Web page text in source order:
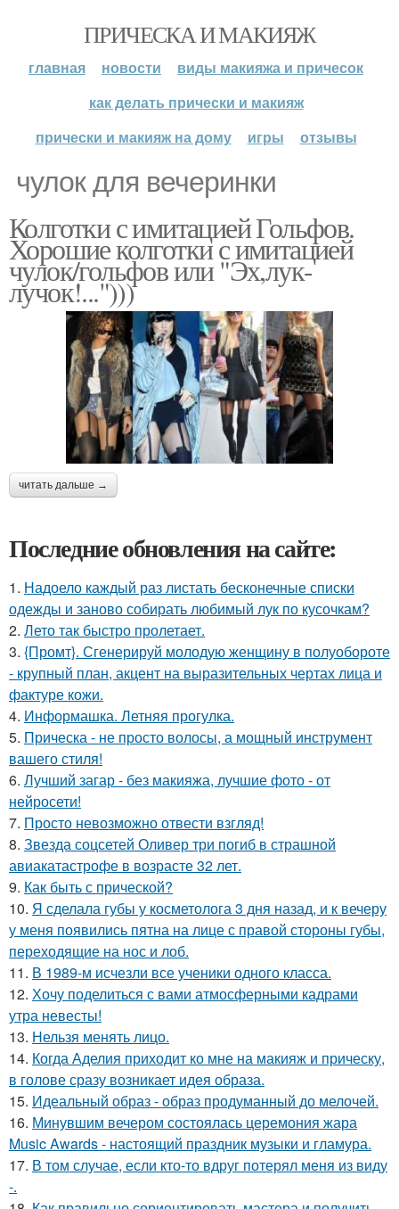
ПРИЧЕСКА И МАКИЯЖ
главная новости
виды макияжа и причесок
как делать прически и макияж
прически и макияж на дому
игры отзывы
чулок для вечеринки
Колготки с имитацией Гольфов.
Хорошие колготки с имитацией
чулок/гольфов или "Эх,лук-
лучок!...")))
читать дальше →
Последние обновления на сайте:
1. Надоело каждый раз листать бесконечные списки
одежды и заново собирать любимый лук по кусочкам?
2. Лето так быстро пролетает.
3. {Промт}. Сгенерируй молодую женщину в полуобороте
- крупный план, акцент на выразительных чертах лица и
фактуре кожи.
4. Информашка. Летняя прогулка.
5. Прическа - не просто волосы, а мощный инструмент
вашего стиля!
6. Лучший загар - без макияжа, лучшие фото - от
нейросети!
7. Просто невозможно отвести взгляд!
8. Звезда соцсетей Оливер три погиб в страшной
авиакатастрофе в возрасте 32 лет.
9. Как быть с прической?
10. Я сделала губы у косметолога 3 дня назад, и к вечеру
у меня появились пятна на лице с правой стороны губы,
переходящие на нос и лоб.
11. В 1989-м исчезли все ученики одного класса.
12. Хочу поделиться с вами атмосферными кадрами
утра невесты!
13. Нельзя менять лицо.
14. Когда Аделия приходит ко мне на макияж и прическу,
в голове сразу возникает идея образа.
15. Идеальный образ - образ продуманный до мелочей.
16. Минувшим вечером состоялась церемония жара
Music Awards - настоящий праздник музыки и гламура.
17. В том случае, если кто-то вдруг потерял меня из виду
-.